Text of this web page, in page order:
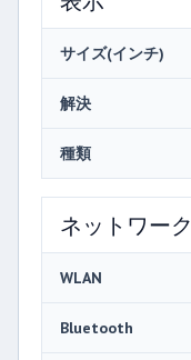
サイズ(インチ)
解決
種類
ネットワーク
WLAN
Bluetooth